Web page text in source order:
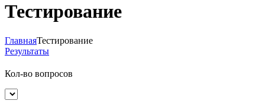
Тестирование
ГлавнаяТестирование
Результаты
Кол-во вопросов